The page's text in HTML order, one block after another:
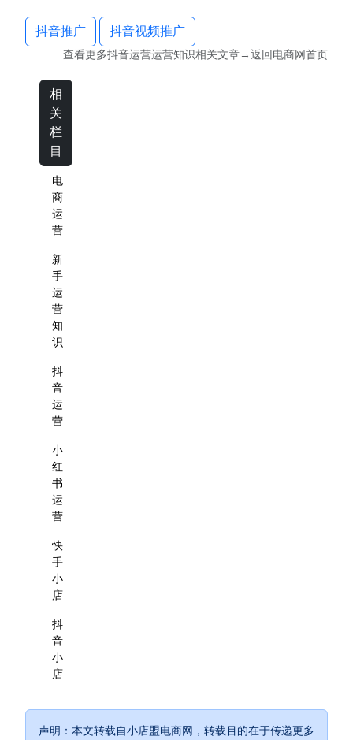
抖音推广 抖音视频推广
查看更多抖音运营运营知识相关文章→返回电商网首页
相
关
栏
目
电
商
运
营
新
手
运
营
知
识
抖
音
运
营
小
红
书
运
营
快
手
小
店
抖
音
小
店
声明：本文转载自小店盟电商网，转载目的在于传递更多